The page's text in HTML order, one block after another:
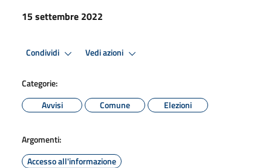
15 settembre 2022
Condividi Vedi azioni
Categorie:
Avvisi
Comune Elezioni
Argomenti:
Accesso all'informazione